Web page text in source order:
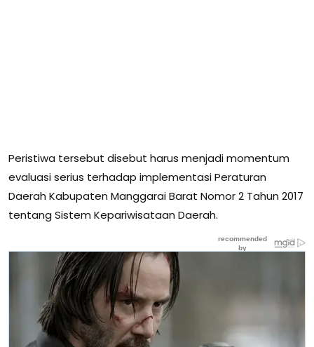
Peristiwa tersebut disebut harus menjadi momentum
evaluasi serius terhadap implementasi Peraturan
Daerah Kabupaten Manggarai Barat Nomor 2 Tahun 2017
tentang Sistem Kepariwisataan Daerah.